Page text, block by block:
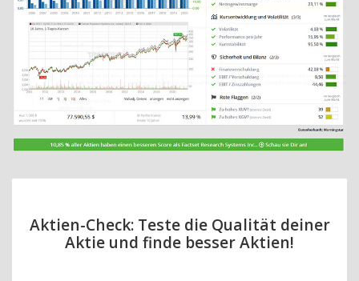
Aktien-Check: Teste die Qualität deiner
Aktie und finde besser Aktien!